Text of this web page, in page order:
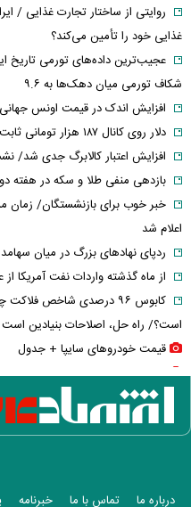
روایتی از ساختار تجارت غذایی /
غذایی خود را تأمین می‌کند؟
عجیب‌ترین داده‌های تورمی
شکاف تورمی میان دهک‌ها به ۹.۶
افزایش اندک در قیمت اونس
دلار روی کانال ۱۸۷ هزار تومانی ثابت باقی ماند
افزایش اعتبار کالابرگ جدی شد/
بازدهی منفی طلا و سکه در هفته دوم
خبر خوب برای بازنشستگان/ زمان
اعلام شد
ردپای نهاد‌های بزرگ در میان سهامداران
از ماه گذشته واردات نفت آمریکا
کابوس ۹۶ درصدی شاخص
است؟/ راه حل، اصلاحات بنیادین است
قیمت خودرو‌های سایپا + جدول
قیمت خودرو‌های ایران خودرو +
قیمت سکه پارسیان + جدول
قیمت سکه و طلا + جدول
ترکیه و عراق دست به کار شدند؛
درباره ما تماس با ما خبرنامه